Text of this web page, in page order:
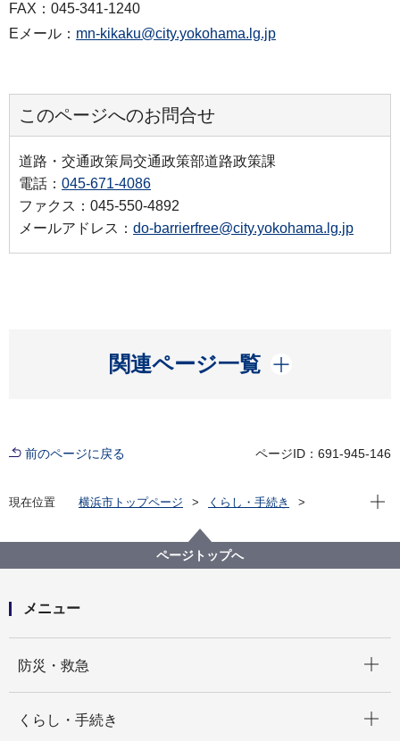
FAX：045-341-1240
Eメール： mn-kikaku@city.yokohama.lg.jp
このページへのお問合せ
道路・交通政策局交通政策部道路政策課
電話： 045-671-4086
ファクス：045-550-4892
メールアドレス： do-barrierfree@city.yokohama.lg.jp
関連ページ一覧
開く
前のページに戻る ページID：691-945-146
現在位置 横浜市トップページ
くらし・手続き
バリアフリー基本構想
各地区のバリアフリー基本構想（概要版）
阪東橋駅・黄金町駅周辺地区バリアフリー基本構想
現在
ページトップへ
メニュー
防災・救急
くらし・手続き